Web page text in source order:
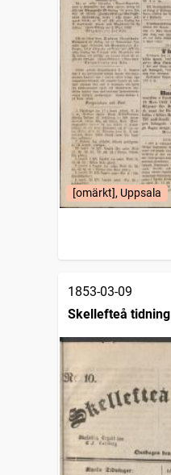
[omärkt], Uppsala
1853-03-09
Skellefteå tidning